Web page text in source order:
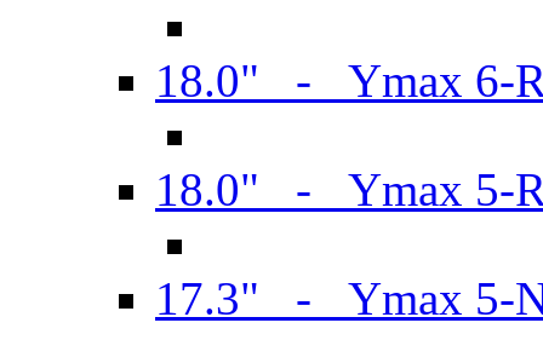
18.0" - Ymax 6-
18.0" - Ymax 5-
17.3" - Ymax 5-